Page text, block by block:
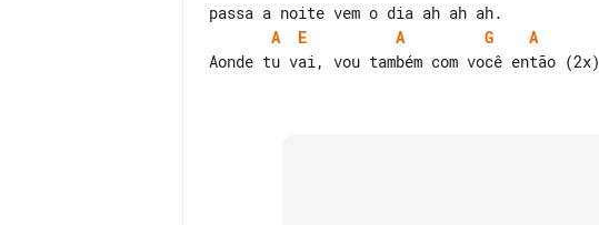
A
E A G
A
Aonde tu vai, vou também com você então (2x)